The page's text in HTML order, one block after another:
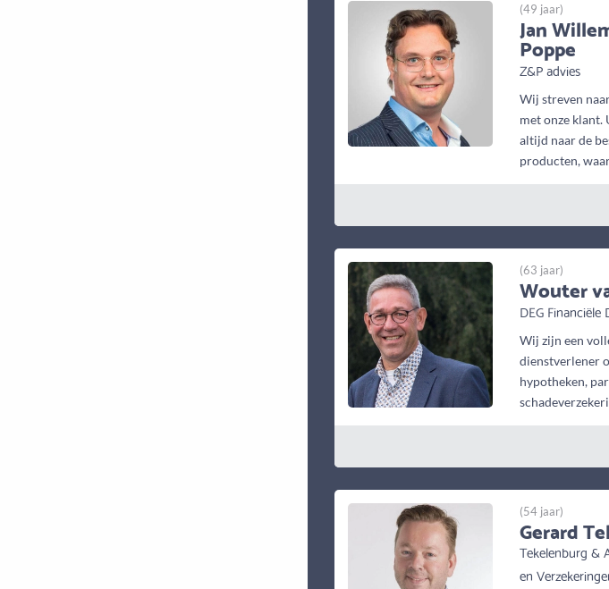
(49 jaar)
Jan
Poppe
Z&P advies
Wij streven
met onze klant.
altijd naar de
producten,
(63 jaar)
Wouter
DEG
Wij zijn een
dienstverlener
hypotheken,
(54 jaar)
Gerard
Tekelenburg &
en